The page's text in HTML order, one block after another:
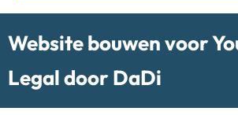
Website bouwen voor
Legal door DaDi